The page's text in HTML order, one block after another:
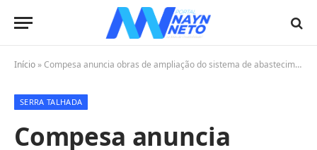
Início »Compesa anuncia obras de ampliação do sistema de abastecimento de ST
SERRA TALHADA
Compesa anuncia